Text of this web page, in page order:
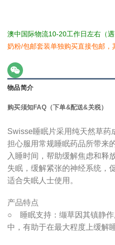
澳中国际物流10-20工作日左右（
奶粉/包邮套装单独购买直接包邮，
物品简介
购买须知FAQ（下单&配送&关税）
Swisse睡眠片采用纯天然草药
担心服用常规睡眠药品所带来
入睡时间，帮助缓解焦虑和释
失眠，缓解紧张的神经系统，
适合失眠人士使用。
产品特点
○ 睡眠支持：缬草因其镇静作
中，有助于在最大程度上缓解